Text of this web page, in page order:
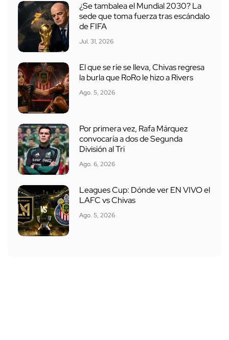
¿Se tambalea el Mundial 2030? La
sede que toma fuerza tras escándalo
de FIFA
Jul. 31, 2026
El que se ríe se lleva, Chivas regresa
la burla que RoRo le hizo a Rivers
Ago. 5, 2026
Por primera vez, Rafa Márquez
convocaría a dos de Segunda
División al Tri
Ago. 6, 2026
Leagues Cup: Dónde ver EN VIVO el
LAFC vs Chivas
Ago. 5, 2026